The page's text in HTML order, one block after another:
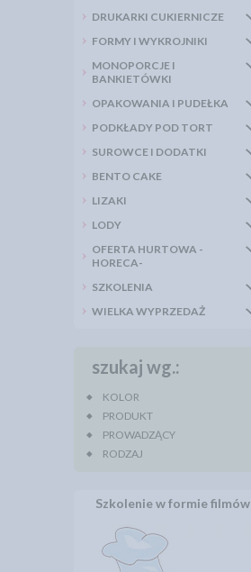
DRUKARKI CUKIERNICZE
FORMY I WYKROJNIKI
MONOPORCJE I
BANKIETÓWKI
OPAKOWANIA I PUDEŁKA
PODKŁADY POD TORT
SUROWCE I DODATKI
BENTO CAKE
LIZAKI
LODY
OFERTA HURTOWA -
HORECA-
SZKOLENIA
WIELKA WYPRZEDAŻ
szukaj wg.:
KOLOR
PRODUKT
PROWADZĄCY
RODZAJ
Szkolenie w formie filmów